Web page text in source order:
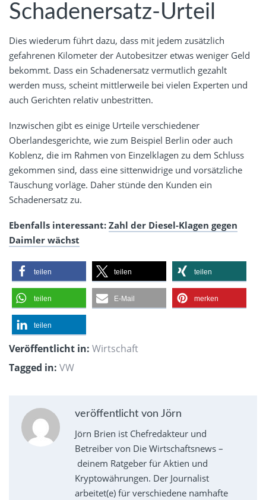
Schadenersatz-Urteil
Dies wiederum führt dazu, dass mit jedem zusätzlich
gefahrenen Kilometer der Autobesitzer etwas weniger Geld
bekommt. Dass ein Schadenersatz vermutlich gezahlt
werden muss, scheint mittlerweile bei vielen Experten und
auch Gerichten relativ unbestritten.
Inzwischen gibt es einige Urteile verschiedener
Oberlandesgerichte, wie zum Beispiel Berlin oder auch
Koblenz, die im Rahmen von Einzelklagen zu dem Schluss
gekommen sind, dass eine sittenwidrige und vorsätzliche
Täuschung vorläge. Daher stünde den Kunden ein
Schadenersatz zu.
Ebenfalls interessant: Zahl der Diesel-Klagen gegen
Daimler wächst
teilen teilen teilen
teilen E-Mail merken
teilen
Veröffentlicht in: Wirtschaft
Tagged in: VW
veröffentlicht von Jörn
Jörn Brien ist Chefredakteur und
Betreiber von Die Wirtschaftsnews –
deinem Ratgeber für Aktien und
Kryptowährungen. Der Journalist
arbeitet(e) für verschiedene namhafte